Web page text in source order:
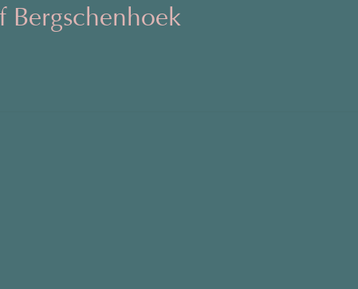
Bergschenhoek